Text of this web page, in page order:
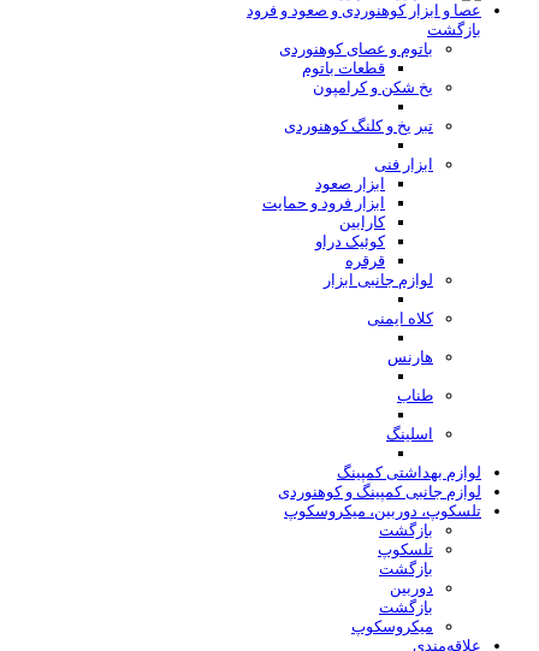
عصا و ابزار کوهنوردی و صعود و فرود
بازگشت
باتوم و عصای کوهنوردی
قطعات باتوم
یخ شکن و کرامپون
تبر یخ و کلنگ کوهنوردی
ابزار فنی
ابزار صعود
ابزار فرود و حمایت
کارابین
کوئیک دراو
قرقره
لوازم جانبی ابزار
کلاه ایمنی
هارنس
طناب
اسلینگ
لوازم بهداشتی کمپینگ
لوازم جانبی کمپینگ و کوهنوردی
تلسکوپ، دوربین، میکروسکوپ
بازگشت
تلسکوپ
بازگشت
دوربین
بازگشت
میکروسکوپ
علاقه‌مندی